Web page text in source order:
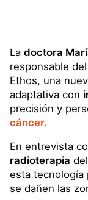
La doctora
responsable
Ethos, una
adaptativa con
precisión y
cáncer.
En entrevista
radioterapia
esta tecnología
se dañen las